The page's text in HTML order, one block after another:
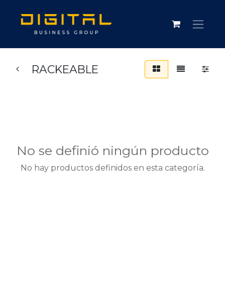
RACKEABLE
No se definió ningún producto
No hay productos definidos en esta categoría.